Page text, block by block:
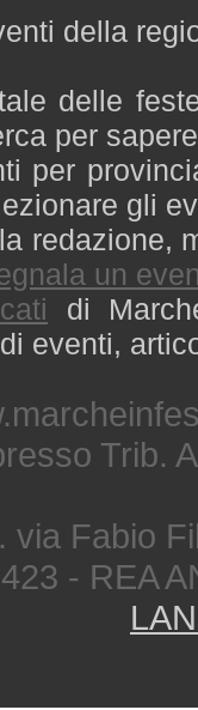
della
delle
per
per
gli
redazione,
un
di
eventi,
Trib.
via Fabio
- REA